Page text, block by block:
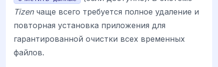
Tizenчаще всего требуется полное удаление и
повторная установка приложения для
гарантированной очистки всех временных
файлов.